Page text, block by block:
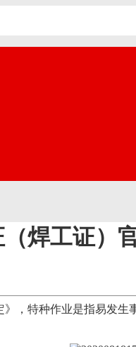
焊工证）
，特种作业是指易发